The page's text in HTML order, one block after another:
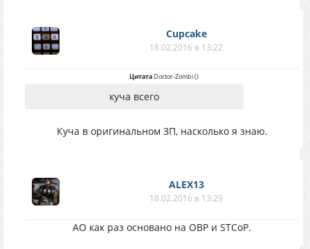
Cupcake
18.02.2016 в 13:22
ЦитатаDoctor-Zombi()
куча всего
Куча в оригинальном ЗП, насколько я знаю.
ALEX13
18.02.2016 в 13:29
АО как раз основано на ОВР и STCoP.